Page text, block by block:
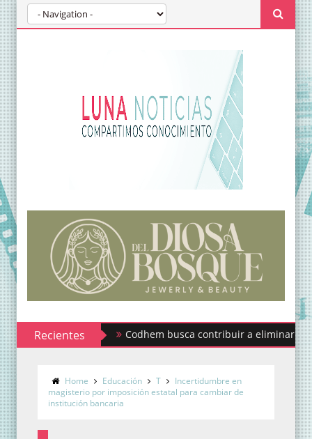
Recientes Codhem busca contribuir a eliminar los
Home Educación T
Incertidumbre en
magisterio por imposición estatal para cambiar de
institución bancaria